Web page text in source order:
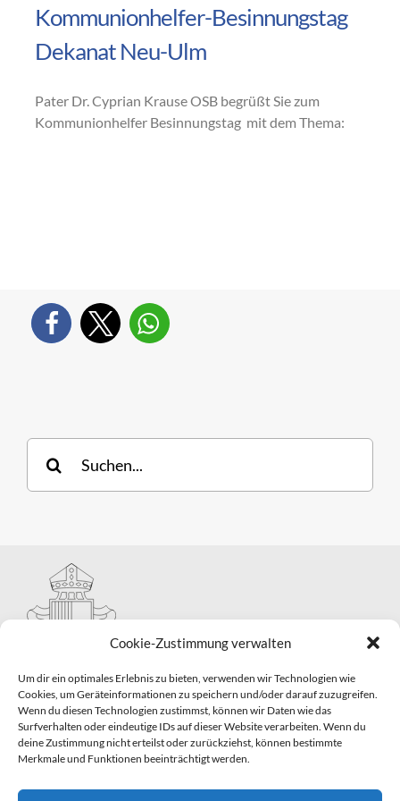
Cookie-Zustimmung verwalten
Um dir ein optimales Erlebnis zu bieten, verwenden wir Technologien wie
Cookies, um Geräteinformationen zu speichern und/oder darauf zuzugreifen.
Wenn du diesen Technologien zustimmst, können wir Daten wie das
Surfverhalten oder eindeutige IDs auf dieser Website verarbeiten. Wenn du
deine Zustimmung nicht erteilst oder zurückziehst, können bestimmte
Merkmale und Funktionen beeinträchtigt werden.
Kommunionhelfer-Besinnungstag
Dekanat Neu-Ulm
Pater Dr. Cyprian Krause OSB begrüßt Sie zum
Kommunionhelfer Besinnungstag mit dem Thema:
nach:
Hauptabteilung II – Seelsorge
Pastorale Grunddienste und Sakramentenpastoral
Telefon: 0821 3166-2593
gemeindepastoral@bistum-augsburg.de